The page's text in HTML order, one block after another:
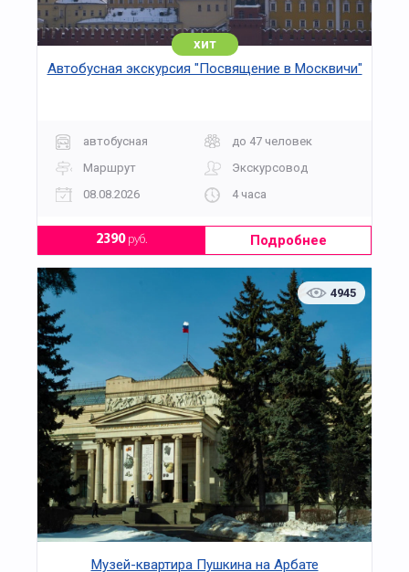
хит
Автобусная экскурсия "Посвящение в Москвичи"
автобусная
до 47 человек
Маршрут
Экскурсовод
08.08.2026
4 часа
2390руб. Подробнее
4945
Музей-квартира Пушкина на Арбате